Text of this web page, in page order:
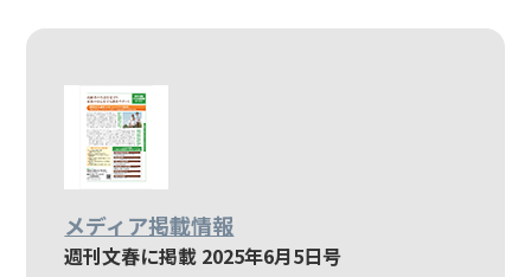
メディア掲載情報
週刊文春に掲載 2025年6月5日号